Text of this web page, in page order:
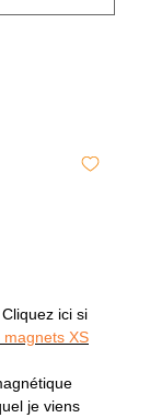
ici si
magnets XS
je viens